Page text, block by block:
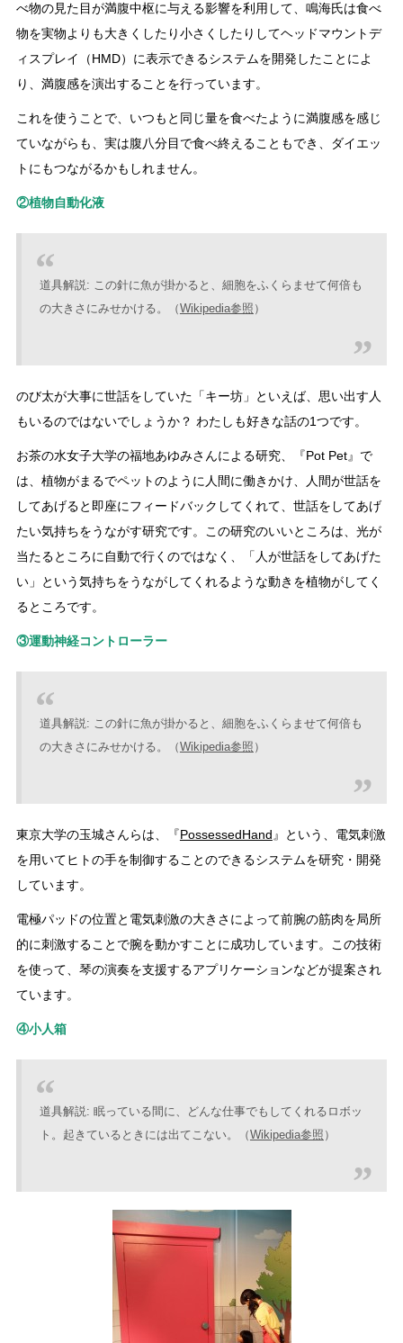
べ物の見た目が満腹中枢に与える影響を利用して、鳴海氏は食べ
物を実物よりも大きくしたり小さくしたりしてヘッドマウントデ
ィスプレイ（HMD）に表示できるシステムを開発したことによ
り、満腹感を演出することを行っています。
これを使うことで、いつもと同じ量を食べたように満腹感を感じ
ていながらも、実は腹八分目で食べ終えることもでき、ダイエッ
トにもつながるかもしれません。
②植物自動化液
道具解説: この針に魚が掛かると、細胞をふくらませて何倍も
の大きさにみせかける。（Wikipedia参照 ）
のび太が大事に世話をしていた「キー坊」といえば、思い出す人
もいるのではないでしょうか？ わたしも好きな話の1つです。
お茶の水女子大学の福地あゆみさんによる研究、『Pot Pet』で
は、植物がまるでペットのように人間に働きかけ、人間が世話を
してあげると即座にフィードバックしてくれて、世話をしてあげ
たい気持ちをうながす研究です。この研究のいいところは、光が
当たるところに自動で行くのではなく、「人が世話をしてあげた
い」という気持ちをうながしてくれるような動きを植物がしてく
るところです。
③運動神経コントローラー
道具解説: この針に魚が掛かると、細胞をふくらませて何倍も
の大きさにみせかける。（Wikipedia参照 ）
東京大学の玉城さんらは、『PossessedHand 』という、電気刺激
を用いてヒトの手を制御することのできるシステムを研究・開発
しています。
電極パッドの位置と電気刺激の大きさによって前腕の筋肉を局所
的に刺激することで腕を動かすことに成功しています。この技術
を使って、琴の演奏を支援するアプリケーションなどが提案され
ています。
④小人箱
道具解説: 眠っている間に、どんな仕事でもしてくれるロボッ
ト。起きているときには出てこない。（Wikipedia参照 ）